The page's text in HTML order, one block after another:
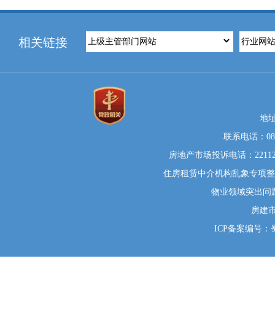
相关链接
地
联系电话：
房地产市场投诉电话：
住房租赁中介机构乱象专项
物业领域突出问
房建
ICP备案编号：